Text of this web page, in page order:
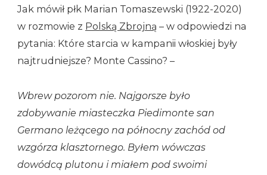
Jak mówił płk Marian Tomaszewski (1922-2020)
w rozmowie z Polską Zbrojną – w odpowiedzi na
pytania: Które starcia w kampanii włoskiej były
najtrudniejsze? Monte Cassino? –
Wbrew pozorom nie. Najgorsze było
zdobywanie miasteczka Piedimonte san
Germano leżącego na północny zachód od
wzgórza klasztornego. Byłem wówczas
dowódcą plutonu i miałem pod swoimi